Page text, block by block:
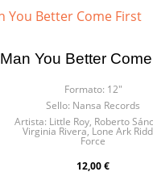
Man You Better
Formato: 12"
Sello: Nansa Records
Artista: Little Roy, Roberto
Virginia Rivera, Lone Ark
Force
12,00 €